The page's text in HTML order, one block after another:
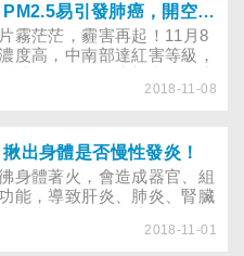
治療慢性骨髓性白血病
事，一句「世界上只有一
病」的台詞，切中現今癌症
價時代下，患者的無奈和壓
，片中提到的特效藥「格列
霾害再起！PM2.5易引發肺癌，開空氣清淨機有用嗎？
霧茫茫，霾害再起！11月8
度高，中南部達紅害等級，
醒民眾PM2.5的危害比你想像
麼挑選？本篇懶人包教你認
離危害。
2018-11-08
出身體是否慢性發炎！
身體著火，會造成器官、組
能，導致肝炎、肺炎、腎臟
血管疾病和癌症等，2004
2018-11-01